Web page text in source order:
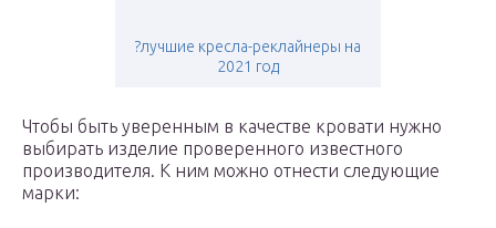
?лучшие кресла-реклайнеры на
2021 год
Чтобы быть уверенным в качестве кровати нужно
выбирать изделие проверенного известного
производителя. К ним можно отнести следующие
марки: